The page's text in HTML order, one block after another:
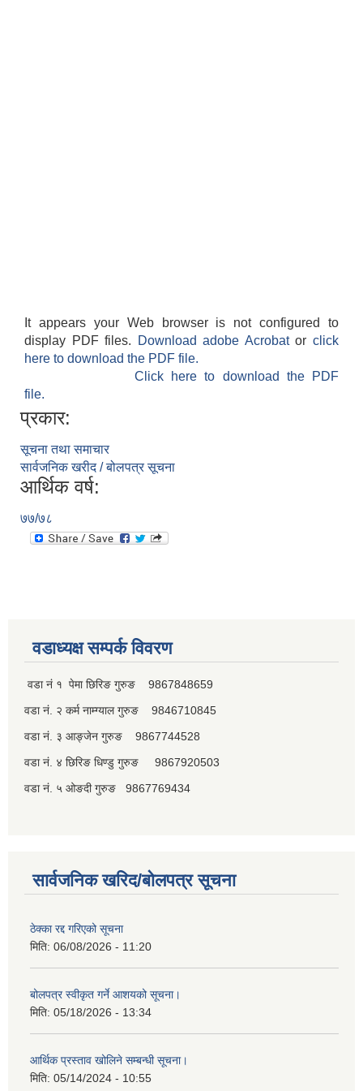
It appears your Web browser is not configured to
display PDF files.
Download adobe Acrobatorclick
here to download the PDF file.
Click here to download the PDF
file.
प्रकार:
सूचना तथा समाचार
सार्वजनिक खरीद / बोलपत्र सूचना
आर्थिक वर्ष:
७७/७८
वडाध्यक्ष सम्पर्क विवरण
वडा नं १ पेमा छिरिङ गुरुङ 9867848659
वडा नं. २ कर्म नाम्ग्याल गुरुङ 9846710845
वडा नं. ३ आङ्जेन गुरुङ 9867744528
वडा नं. ४ छिरिङ धिण्डु गुरुङ 9867920503
वडा नं. ५ ओङदी गुरुङ 9867769434
सार्वजनिक खरिद/बोलपत्र सूचना
ठेक्का रद्द गरिएको सूचना
मिति: 06/08/2026 - 11:20
बोलपत्र स्वीकृत गर्ने आशयको सूचना।
मिति: 05/18/2026 - 13:34
आर्थिक प्रस्ताव खोलिने सम्बन्धी सूचना।
मिति: 05/14/2024 - 10:55